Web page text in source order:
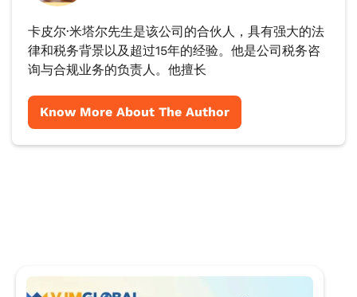
卡皮尔·米塔尔先生是该公司的合伙人，具有强大的法
律和税务背景以及超过15年的经验。他是公司税务咨
询与合规业务的负责人。他擅长
Know More About The Author